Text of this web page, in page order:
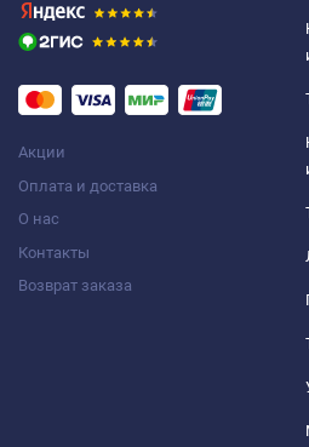
Акции
Оплата и доставка
О нас
Контакты
Возврат заказа